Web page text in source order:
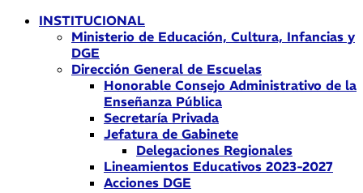
INSTITUCIONAL
Ministerio de Educación, Cultura, Infancias y
DGE
Dirección General de Escuelas
Honorable Consejo Administrativo de la
Enseñanza Pública
Secretaría Privada
Jefatura de Gabinete
Delegaciones Regionales
Lineamientos Educativos 2023-2027
Acciones DGE